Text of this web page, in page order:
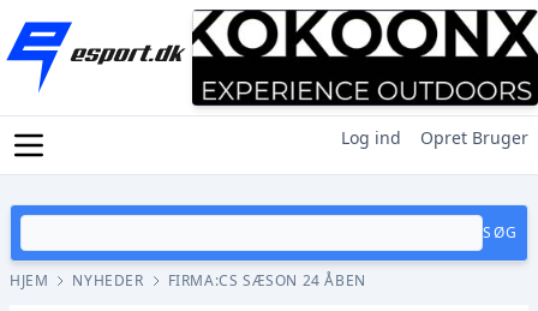
Log ind Opret Bruger
SØG
HJEM NYHEDER FIRMA:CS SÆSON 24 ÅBEN